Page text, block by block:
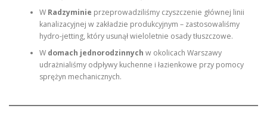
W Radzyminie przeprowadziliśmy czyszczenie głównej linii
kanalizacyjnej w zakładzie produkcyjnym – zastosowaliśmy
hydro-jetting, który usunął wieloletnie osady tłuszczowe.
W domach jednorodzinnych w okolicach Warszawy
udrażnialiśmy odpływy kuchenne i łazienkowe przy pomocy
sprężyn mechanicznych.